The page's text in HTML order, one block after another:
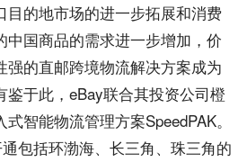
目的地市场的进一步拓展和消费
中国商品的需求进一步增加，价
强的直邮跨境物流解决方案成为
鉴于此，eBay联合其投资公司橙
智能物流管理方案SpeedPAK。
包括环渤海、长三角、珠三角的